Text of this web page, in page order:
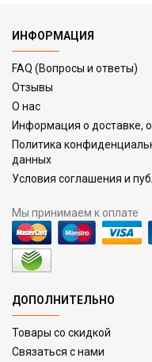
ИНФОРМАЦИЯ
FAQ (Вопросы и ответы)
Отзывы
О нас
Информация о доставке,
Политика
данных
Условия соглашения и
Мы принимаем к оплате
ДОПОЛНИТЕЛЬНО
Товары со скидкой
Связаться с нами